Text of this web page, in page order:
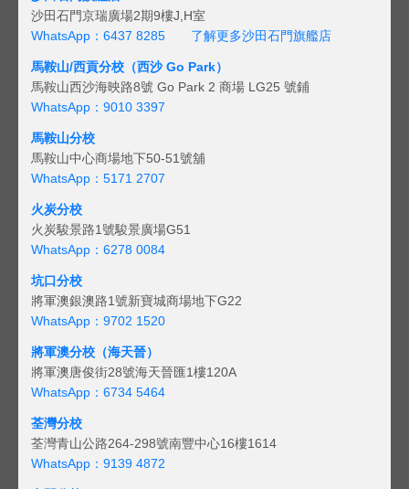
沙田石門京瑞廣場2期9樓J,H室
WhatsApp：6437 8285
了解更多沙田石門旗艦店
馬鞍山/西貢分校（西沙 Go Park）
馬鞍山西沙海映路8號 Go Park 2 商場 LG25 號鋪
WhatsApp：9010 3397
馬鞍山分校
馬鞍山中心商場地下50-51號舖
WhatsApp：5171 2707
火炭分校
火炭駿景路1號駿景廣場G51
WhatsApp：6278 0084
坑口分校
將軍澳銀澳路1號新寶城商場地下G22
WhatsApp：9702 1520
將軍澳分校（海天晉）
將軍澳唐俊街28號海天晉匯1樓120A
WhatsApp：6734 5464
荃灣分校
荃灣青山公路264-298號南豐中心16樓1614
WhatsApp：9139 4872